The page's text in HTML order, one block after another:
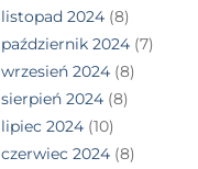
listopad 2024(8)
październik 2024(7)
wrzesień 2024(8)
sierpień 2024(8)
lipiec 2024(10)
czerwiec 2024(8)